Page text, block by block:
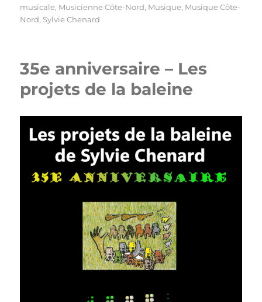
musicale, Musicienne Côte-Nord, Musique, Musique Côte-
Nord, Sylvie Chenard
35e anniversaire – Les
projets de la baleine